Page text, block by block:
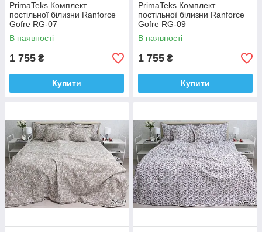
PrimaTeks Комплект
постільної білизни Ranforce
Gofre RG-07
В наявності
1 755 ₴
Купити
PrimaTeks Комплект
постільної білизни Ranforce
Gofre RG-09
В наявності
1 755 ₴
Купити